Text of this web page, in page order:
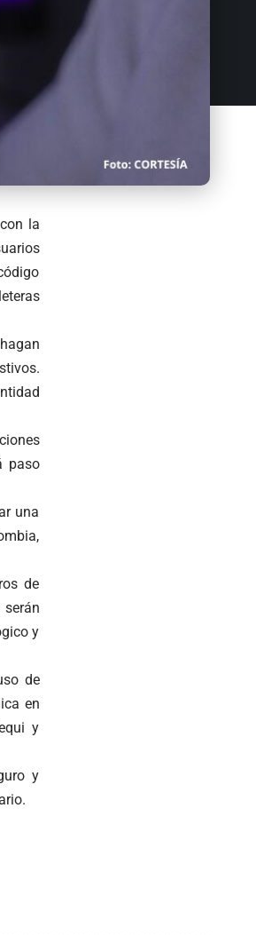
la
paso
una
de
y
de
en
y
y